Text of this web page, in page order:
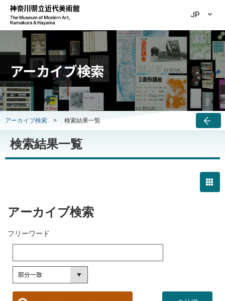
JP
アーカイブ検索
アーカイブ検索 > 検索結果一覧
検索結果一覧
アーカイブ検索
フリーワード